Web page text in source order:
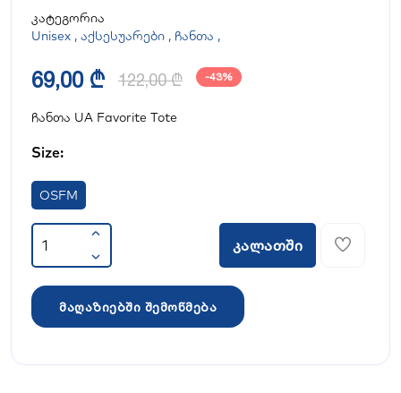
კატეგორია
Unisex , აქსესუარები , ჩანთა ,
69,00 ₾ 122,00 ₾ -43%
ჩანთა UA Favorite Tote
Size:
OSFM
კალათში
მაღაზიებში შემოწმება